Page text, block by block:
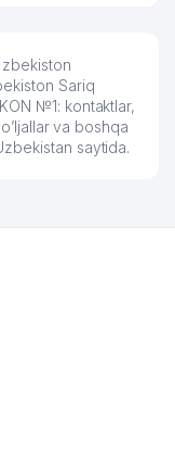
Sariq
№1: kontaktlar,
va boshqa
saytida.